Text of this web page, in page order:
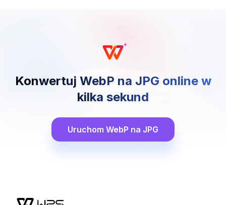
Konwertuj WebP na JPG online w
kilka sekund
Uruchom WebP na JPG